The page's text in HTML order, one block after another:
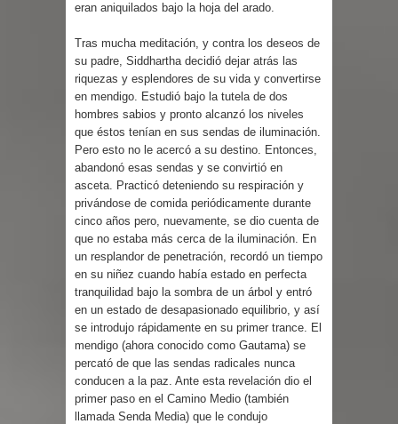
eran aniquilados bajo la hoja del arado.
Tras mucha meditación, y contra los deseos de
su padre, Siddhartha decidió dejar atrás las
riquezas y esplendores de su vida y convertirse
en mendigo. Estudió bajo la tutela de dos
hombres sabios y pronto alcanzó los niveles
que éstos tenían en sus sendas de iluminación.
Pero esto no le acercó a su destino. Entonces,
abandonó esas sendas y se convirtió en
asceta. Practicó deteniendo su respiración y
privándose de comida periódicamente durante
cinco años pero, nuevamente, se dio cuenta de
que no estaba más cerca de la iluminación. En
un resplandor de penetración, recordó un tiempo
en su niñez cuando había estado en perfecta
tranquilidad bajo la sombra de un árbol y entró
en un estado de desapasionado equilibrio, y así
se introdujo rápidamente en su primer trance. El
mendigo (ahora conocido como Gautama) se
percató de que las sendas radicales nunca
conducen a la paz. Ante esta revelación dio el
primer paso en el Camino Medio (también
llamada Senda Media) que le condujo